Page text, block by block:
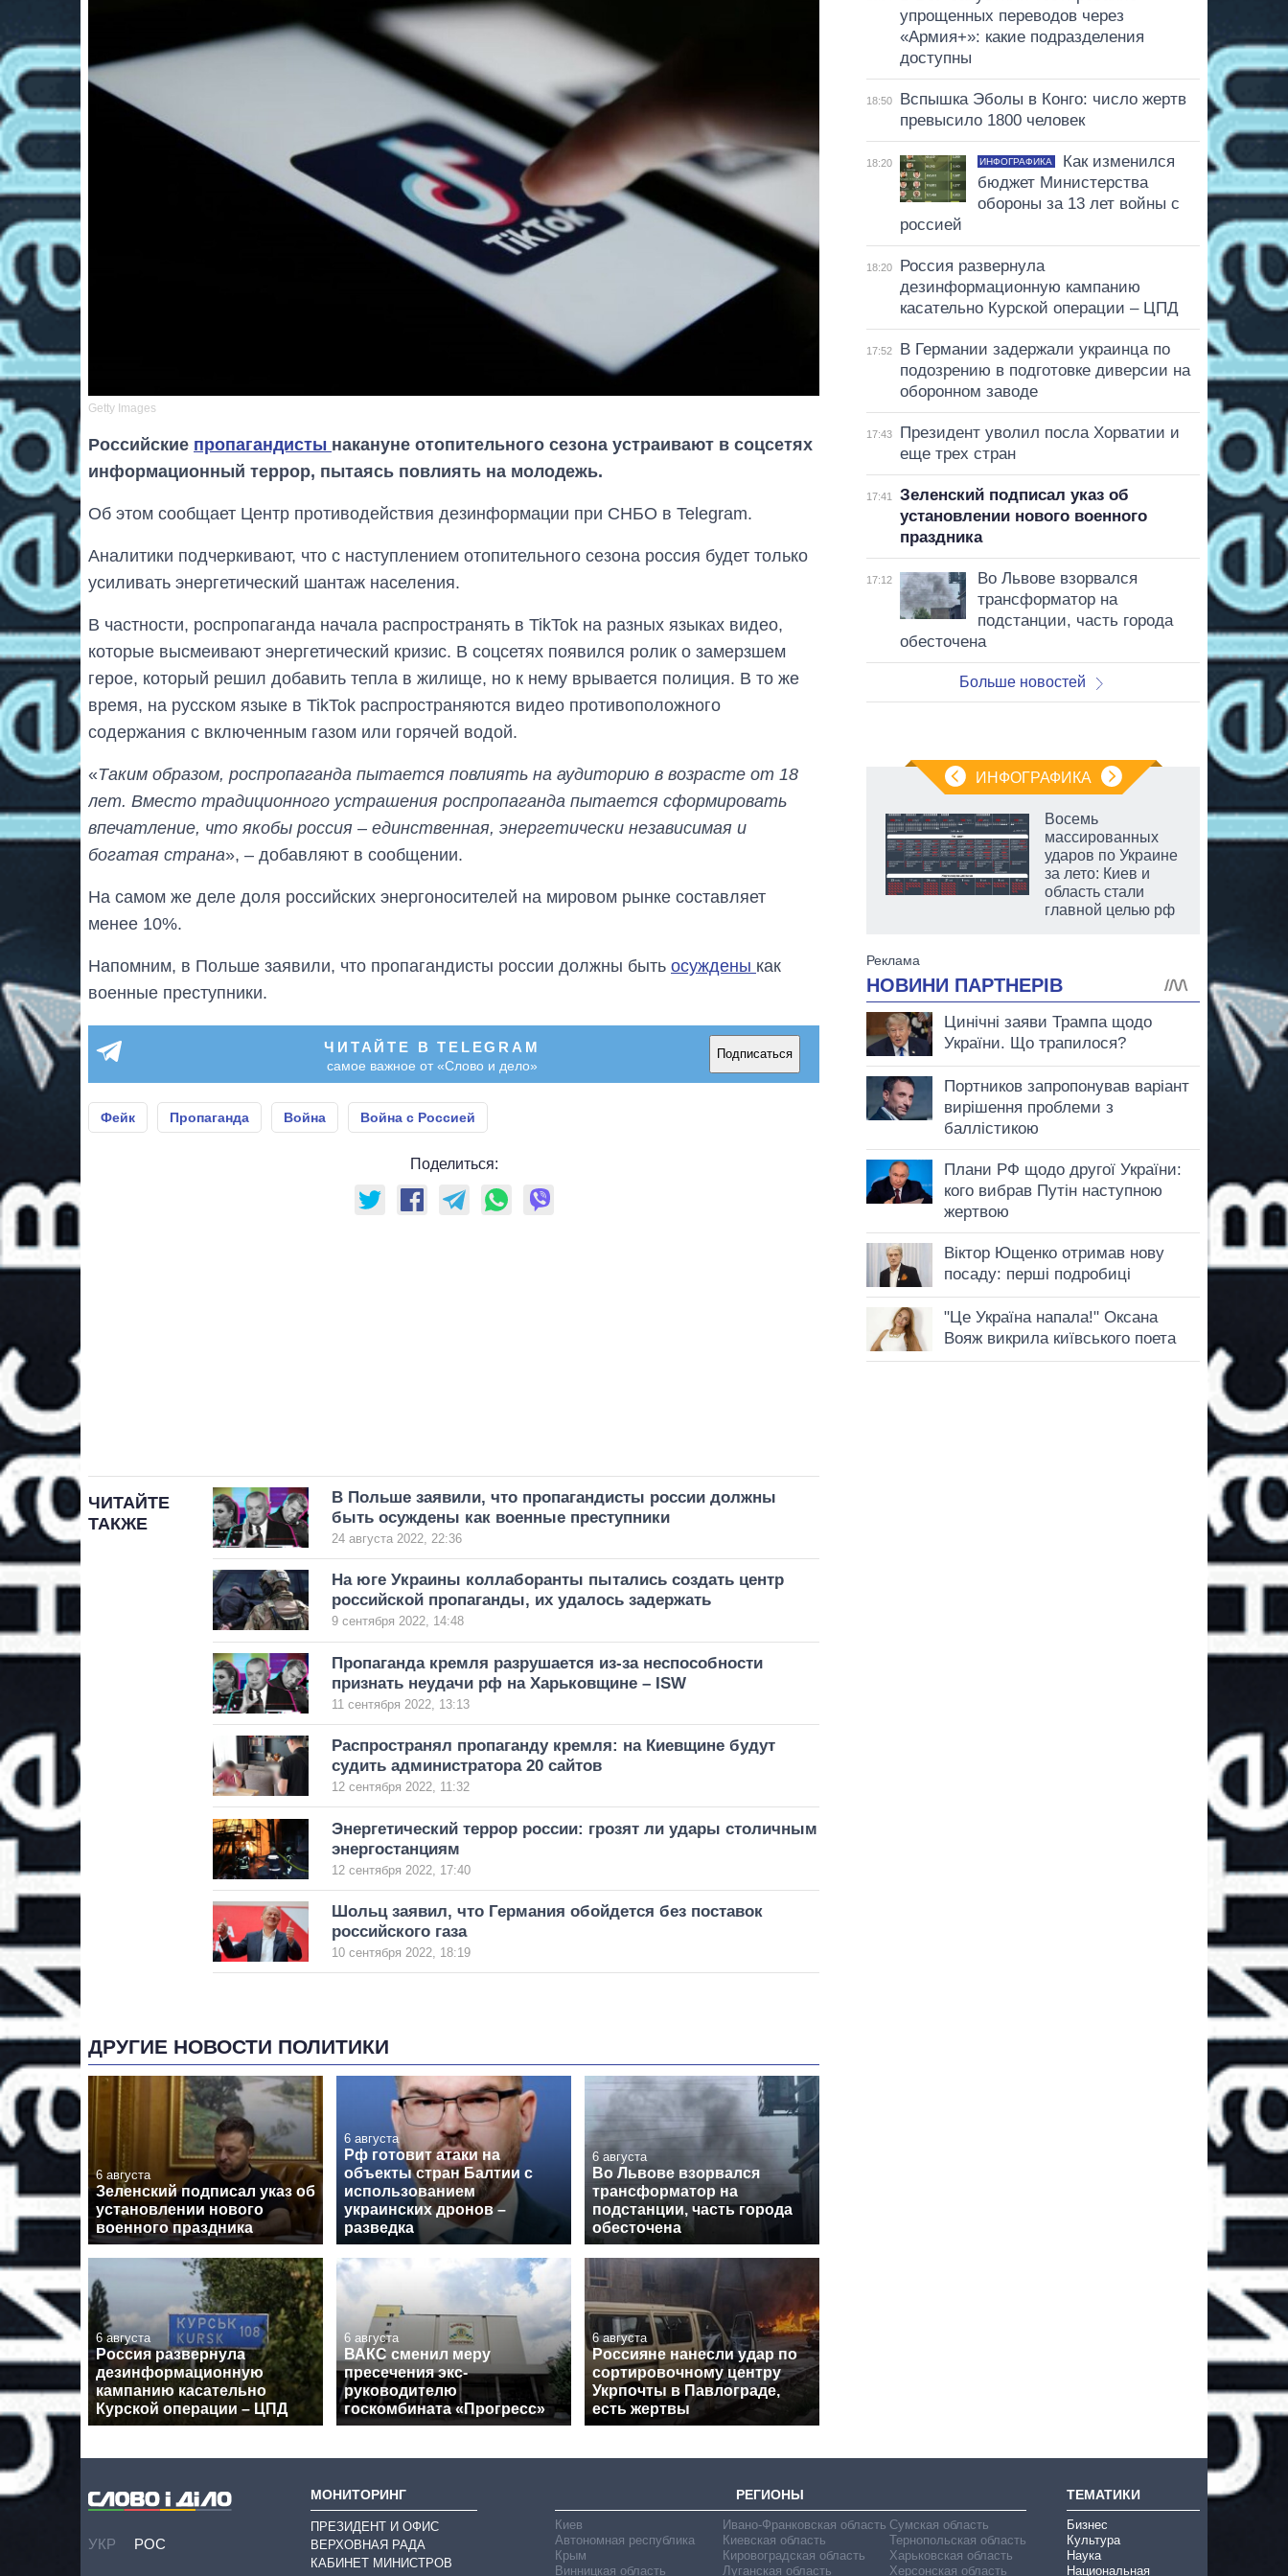
Getty Images
Российские пропагандисты накануне отопительного сезона устраивают в соцсетях
информационный террор, пытаясь повлиять на молодежь.
Об этом сообщает Центр противодействия дезинформации при СНБО в Telegram.
Аналитики подчеркивают, что с наступлением отопительного сезона россия будет только
усиливать энергетический шантаж населения.
В частности, роспропаганда начала распространять в TikTok на разных языках видео,
которые высмеивают энергетический кризис. В соцсетях появился ролик о замерзшем
герое, который решил добавить тепла в жилище, но к нему врывается полиция. В то же
время, на русском языке в TikTok распространяются видео противоположного
содержания с включенным газом или горячей водой.
«Таким образом, роспропаганда пытается повлиять на аудиторию в возрасте от 18
лет. Вместо традиционного устрашения роспропаганда пытается сформировать
впечатление, что якобы россия – единственная, энергетически независимая и
богатая страна», – добавляют в сообщении.
На самом же деле доля российских энергоносителей на мировом рынке составляет
менее 10%.
Напомним, в Польше заявили, что пропагандисты россии должны быть осуждены как
военные преступники.
ЧИТАЙТЕ В TELEGRAM
самое важное от «Слово и дело»
Подписаться
Фейк Пропаганда Война Война с Россией
Поделиться:
ЧИТАЙТЕ
ТАКЖЕ
В Польше заявили, что пропагандисты россии должны
быть осуждены как военные преступники
24 августа 2022, 22:36
На юге Украины коллаборанты пытались создать центр
российской пропаганды, их удалось задержать
9 сентября 2022, 14:48
Пропаганда кремля разрушается из-за неспособности
признать неудачи рф на Харьковщине – ISW
11 сентября 2022, 13:13
Распространял пропаганду кремля: на Киевщине будут
судить администратора 20 сайтов
12 сентября 2022, 11:32
Энергетический террор россии: грозят ли удары столичным
энергостанциям
12 сентября 2022, 17:40
Шольц заявил, что Германия обойдется без поставок
российского газа
10 сентября 2022, 18:19
ДРУГИЕ НОВОСТИ ПОЛИТИКИ
6 августа
Зеленский подписал указ об
установлении нового
военного праздника
6 августа
Рф готовит атаки на
объекты стран Балтии с
использованием
украинских дронов –
разведка
6 августа
Во Львове взорвался
трансформатор на
подстанции, часть города
обесточена
6 августа
Россия развернула
дезинформационную
кампанию касательно
Курской операции – ЦПД
6 августа
ВАКС сменил меру
пресечения экс-
руководителю
госкомбината «Прогресс»
6 августа
Россияне нанесли удар по
сортировочному центру
Укрпочты в Павлограде,
есть жертвы
упрощенных переводов через
«Армия+»: какие подразделения
доступны
18:50
Вспышка Эболы в Конго: число жертв
превысило 1800 человек
18:20 ИНФОГРАФИКА
Как изменился
бюджет Министерства
обороны за 13 лет войны с
россией
18:20
Россия развернула
дезинформационную кампанию
касательно Курской операции – ЦПД
17:52
В Германии задержали украинца по
подозрению в подготовке диверсии на
оборонном заводе
17:43
Президент уволил посла Хорватии и
еще трех стран
17:41
Зеленский подписал указ об
установлении нового военного
праздника
17:12
Во Львове взорвался
трансформатор на
подстанции, часть города
обесточена
Больше новостей
ИНФОГРАФИКА
тарифы на
на начало августа
Восемь
массированных
ударов по Украине
за лето: Киев и
область стали
главной целью рф
УКР РОС
МОНИТОРИНГ
ПРЕЗИДЕНТ И ОФИС
ВЕРХОВНАЯ РАДА
КАБИНЕТ МИНИСТРОВ
РЕГИОНЫ
Киев
Автономная республика
Крым
Винницкая область
Ивано-Франковская область
Киевская область
Кировоградская область
Луганская область
Сумская область
Тернопольская область
Харьковская область
Херсонская область
ТЕМАТИКИ
Бизнес
Культура
Наука
Национальная